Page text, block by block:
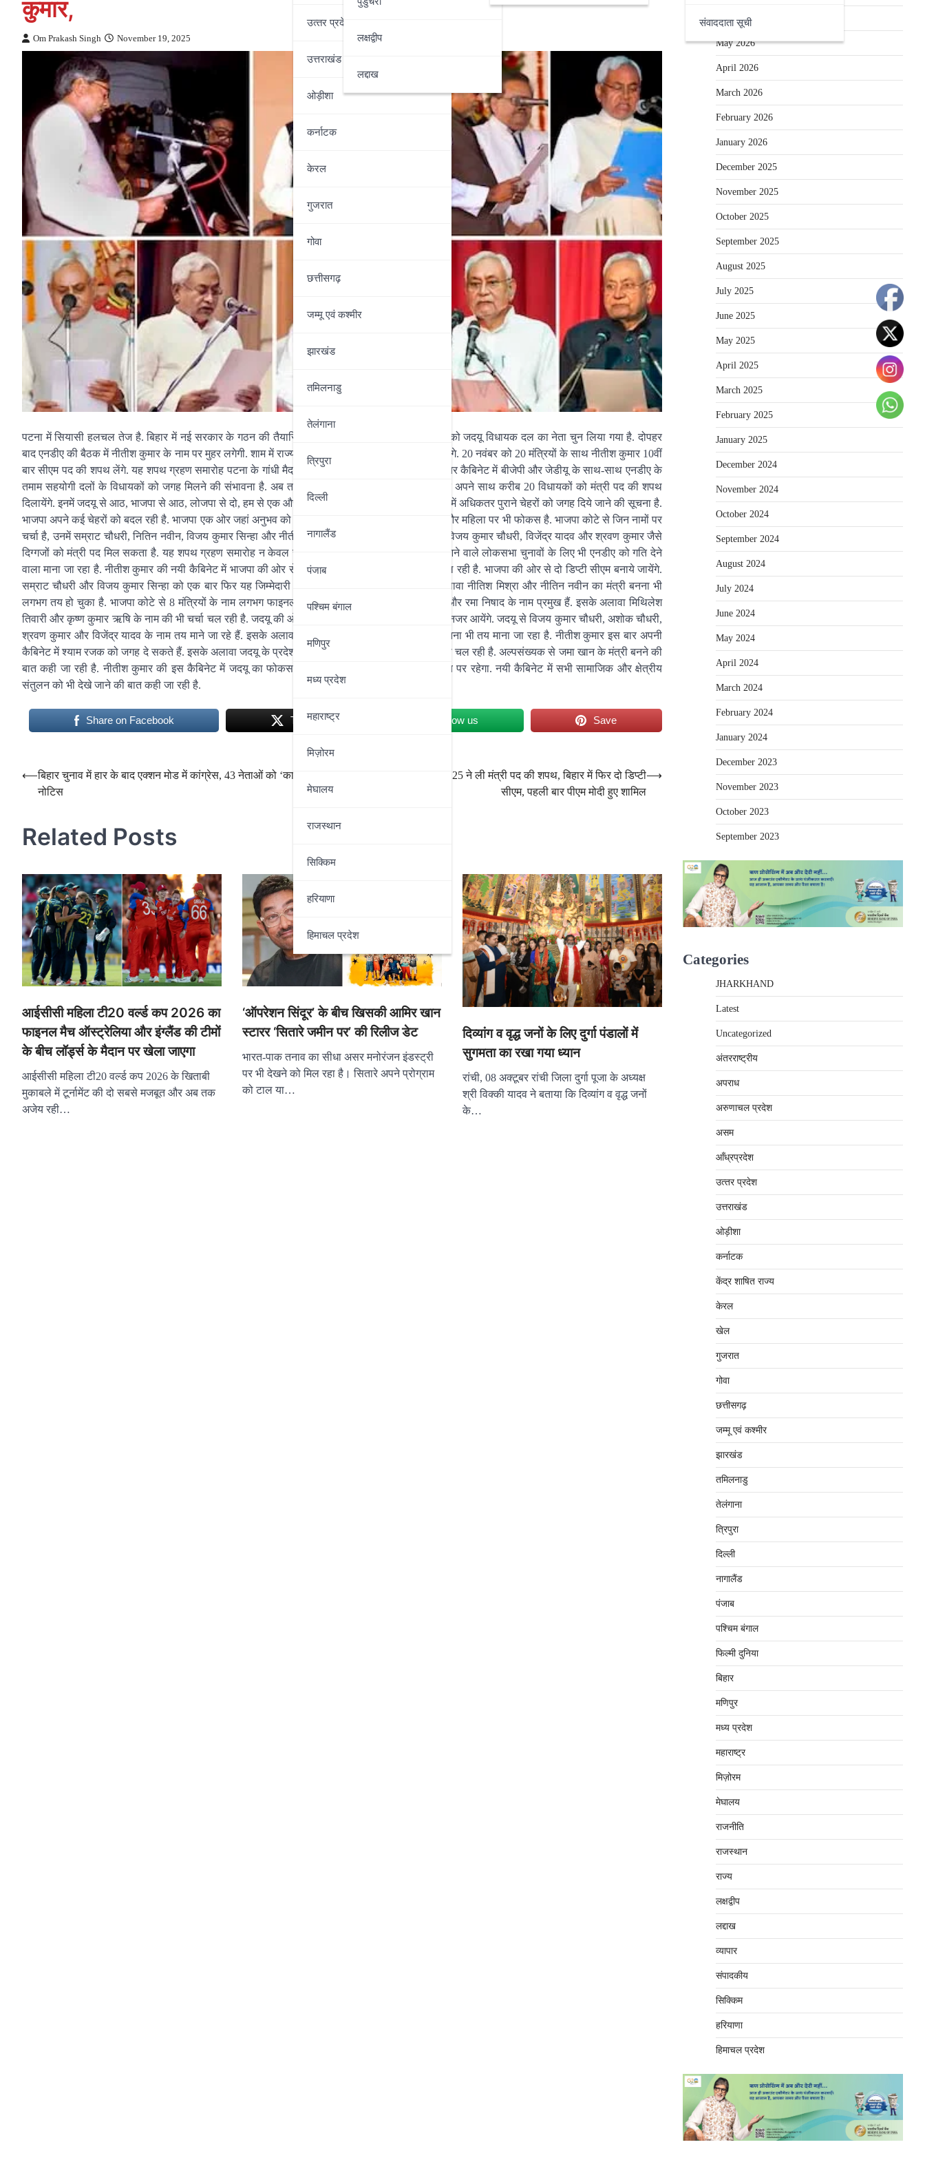
उत्‍तर प्रदेश
उत्तराखंड
ओड़ीशा
कर्नाटक
केरल
गुजरात
गोवा
छत्तीसगढ़
जम्‍मू एवं कश्‍मीर
झारखंड
तमिलनाडु
तेलंगाना
त्रिपुरा
दिल्‍ली
नागालैंड
पंजाब
पश्चिम बंगाल
मणिपुर
मध्‍य प्रदेश
महाराष्‍ट्र
मिज़ोरम
मेघालय
राजस्थान
सिक्किम
हरियाणा
हिमाचल प्रदेश
लक्षद्वीप
लद्दाख
संवाददाता सूची
कुमार,
Om Prakash Singh November 19, 2025
पटना में सियासी हलचल तेज है. बिहार में नई सरकार के गठन की तैयारियां लगभग पूरी हो चुकी हैं. नीतीश कुमार को जदयू विधायक दल का नेता चुन लिया गया है. दोपहर
बाद एनडीए की बैठक में नीतीश कुमार के नाम पर मुहर लगेगी. शाम में राज्यपाल उन्हें सरकार बनाने को आमंत्रित करेंगे. 20 नवंबर को 20 मंत्रियों के साथ नीतीश कुमार 10वीं
बार सीएम पद की शपथ लेंगे. यह शपथ ग्रहण समारोह पटना के गांधी मैदान में आयोजित होगा. नीतीश कुमार की नयर कैबिनेट में बीजेपी और जेडीयू के साथ-साथ एनडीए के
तमाम सहयोगी दलों के विधायकों को जगह मिलने की संभावना है. अब तक की जानकारी के अनुसार नीतीश कुमार अपने साथ करीब 20 विधायकों को मंत्री पद की शपथ
दिलायेंगे. इनमें जदयू से आठ, भाजपा से आठ, लोजपा से दो, हम से एक और रालोमो से एक विधायक शामिल हैं. जदयू में अधिकतर पुराने चेहरों को जगह दिये जाने की सूचना है.
भाजपा अपने कई चेहरों को बदल रही है. भाजपा एक ओर जहां अनुभव को जगह दे रही है तो दूसरी ओर उसका युवा और महिला पर भी फोकस है. भाजपा कोटे से जिन नामों पर
चर्चा है, उनमें सम्राट चौधरी, नितिन नवीन, विजय कुमार सिन्हा और नीतीश मिश्रा शामिल हैं. वहीं जेडीयू कोटे से विजय कुमार चौधरी, विजेंद्र यादव और श्रवण कुमार जैसे
दिग्गजों को मंत्री पद मिल सकता है. यह शपथ ग्रहण समारोह न केवल सत्ता समीकरण को मजबूत करेगा बल्कि आने वाले लोकसभा चुनावों के लिए भी एनडीए को गति देने
वाला माना जा रहा है. नीतीश कुमार की नयी कैबिनेट में भाजपा की ओर से नये पुराने नामों को जगह देने की बात चल रही है. भाजपा की ओर से दो डिप्टी सीएम बनाये जायेंगे.
सम्राट चौधरी और विजय कुमार सिन्हा को एक बार फिर यह जिम्मेदारी सौंपने की बात कही जा रही है. इसके अलावा नीतिश मिश्रा और नीतिन नवीन का मंत्री बनना भी
लगभग तय हो चुका है. भाजपा कोटे से 8 मंत्रियों के नाम लगभग फाइनल हो चुके हैं. इनमें प्रेम कुमार, रामकृपाल और रमा निषाद के नाम प्रमुख हैं. इसके अलावा मिथिलेश
तिवारी और कृष्ण कुमार ऋषि के नाम की भी चर्चा चल रही है. जदयू की ओर से अधिकतर पुराने चेहरे ही कैबिनेअ में नजर आयेंगे. जदयू से विजय कुमार चौधरी, अशोक चौधरी,
श्रवण कुमार और विजेंद्र यादव के नाम तय माने जा रहे हैं. इसके अलावा शीला मंडल और लेशी सिंह का मंत्री बनना भी तय माना जा रहा है. नीतीश कुमार इस बार अपनी
कैबिनेट में श्याम रजक को जगह दे सकते हैं. इसके अलावा जदयू के प्रदेश अध्यक्ष उमेश कुशवाहा के नाम की भी चर्चा चल रही है. अल्पसंख्यक से जमा खान के मंत्री बनने की
बात कही जा रही है. नीतीश कुमार की इस कैबिनेट में जदयू का फोकस मुख्य रूप से अनुभव और युवा के समन्वय पर रहेगा. नयी कैबिनेट में सभी सामाजिक और क्षेत्रीय
संतुलन को भी देखे जाने की बात कही जा रही है.
Share on Facebook Tweet Follow us Save
Post
navigation
⟵बिहार चुनाव में हार के बाद एक्शन मोड में कांग्रेस, 43 नेताओं को ‘कारण बताओ’
नोटिस
सीएम नीतीश के अलावे 25 ने ली मंत्री पद की शपथ, बिहार में फिर दो डिप्टी
सीएम, पहली बार पीएम मोदी हुए शामिल
⟶
Related Posts
आईसीसी महिला टी20 वर्ल्ड कप 2026 का
फाइनल मैच ऑस्ट्रेलिया और इंग्लैंड की टीमों
के बीच लॉर्ड्स के मैदान पर खेला जाएगा
आईसीसी महिला टी20 वर्ल्ड कप 2026 के खिताबी
मुकाबले में टूर्नामेंट की दो सबसे मजबूत और अब तक
अजेय रही…
‘ऑपरेशन सिंदूर’ के बीच खिसकी आमिर खान
स्टारर ‘सितारे जमीन पर’ की रिलीज डेट
भारत-पाक तनाव का सीधा असर मनोरंजन इंडस्ट्री
पर भी देखने को मिल रहा है। सितारे अपने प्रोग्राम
को टाल या…
दिव्यांग व वृद्ध जनों के लिए दुर्गा पंडालों में
सुगमता का रखा गया ध्यान
रांची, 08 अक्टूबर रांची जिला दुर्गा पूजा के अध्यक्ष
श्री विक्की यादव ने बताया कि दिव्यांग व वृद्ध जनों
के…
June 2026
May 2026
April 2026
March 2026
February 2026
January 2026
December 2025
November 2025
October 2025
September 2025
August 2025
July 2025
June 2025
May 2025
April 2025
March 2025
February 2025
January 2025
December 2024
November 2024
October 2024
September 2024
August 2024
July 2024
June 2024
May 2024
April 2024
March 2024
February 2024
January 2024
December 2023
November 2023
October 2023
September 2023
Categories
JHARKHAND
Latest
Uncategorized
अंतरराष्‍ट्रीय
अपराध
अरुणाचल प्रदेश
असम
आँध्रप्रदेश
उत्‍तर प्रदेश
उत्तराखंड
ओड़ीशा
कर्नाटक
केंद्र शाषित राज्य
केरल
खेल
गुजरात
गोवा
छत्तीसगढ़
जम्‍मू एवं कश्‍मीर
झारखंड
तमिलनाडु
तेलंगाना
त्रिपुरा
दिल्‍ली
नागालैंड
पंजाब
पश्चिम बंगाल
फिल्मी दुनिया
बिहार
मणिपुर
मध्‍य प्रदेश
महाराष्‍ट्र
मिज़ोरम
मेघालय
राजनीति
राजस्थान
राज्य
लक्षद्वीप
लद्दाख
व्यापार
संपादकीय
सिक्किम
हरियाणा
हिमाचल प्रदेश